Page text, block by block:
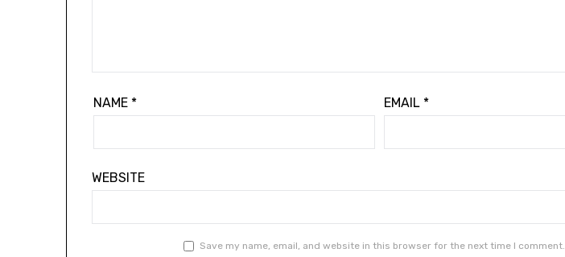
NAME * EMAIL *
WEBSITE
Save my name, email, and website in this browser for the next time I comment.